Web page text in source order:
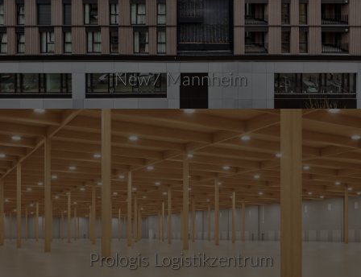
New7 Mannheim
Prologis Logistikzentrum